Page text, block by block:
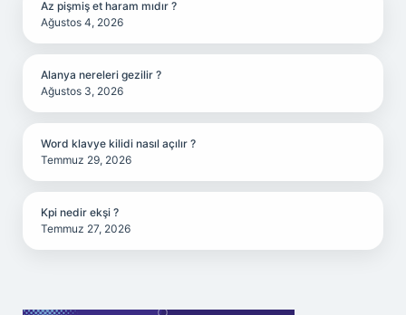
Az pişmiş et haram mıdır ?
Ağustos 4, 2026
Alanya nereleri gezilir ?
Ağustos 3, 2026
Word klavye kilidi nasıl açılır ?
Temmuz 29, 2026
Kpi nedir ekşi ?
Temmuz 27, 2026